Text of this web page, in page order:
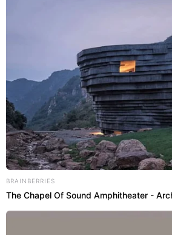
BRAINBERRIES
The Chapel Of Sound Amphitheater -